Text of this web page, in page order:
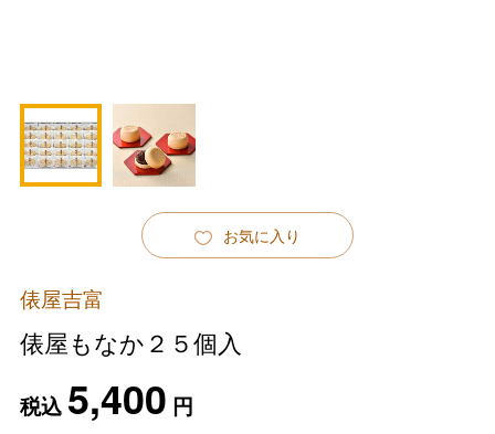
お気に入り
俵屋吉富
俵屋もなか２５個入
税込5,400 円